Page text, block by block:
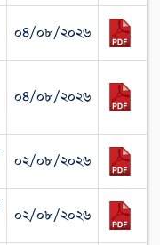
০৪/০৮/২০২৬
০৪/০৮/২০২৬
০২/০৮/২০২৬
০২/০৮/২০২৬